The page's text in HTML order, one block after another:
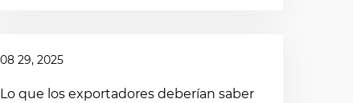
08 29, 2025
Lo que los exportadores deberían saber